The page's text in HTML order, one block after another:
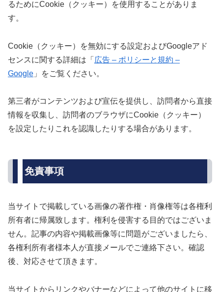
るためにCookie（クッキー）を使用することがありま
す。
Cookie（クッキー）を無効にする設定およびGoogleアド
センスに関する詳細は「 広告 – ポリシーと規約 –
Google 」をご覧ください。
第三者がコンテンツおよび宣伝を提供し、訪問者から直接
情報を収集し、訪問者のブラウザにCookie（クッキー）
を設定したりこれを認識したりする場合があります。
免責事項
当サイトで掲載している画像の著作権・肖像権等は各権利
所有者に帰属致します。権利を侵害する目的ではございま
せん。記事の内容や掲載画像等に問題がございましたら、
各権利所有者様本人が直接メールでご連絡下さい。確認
後、対応させて頂きます。
当サイトからリンクやバナーなどによって他のサイトに移